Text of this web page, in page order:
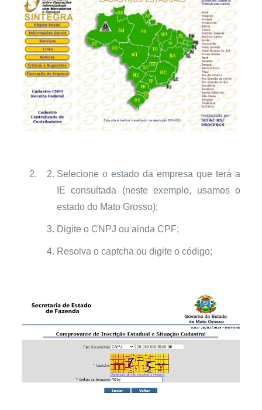
Selecione o estado da empresa que terá a
IE consultada (neste exemplo, usamos o
estado do Mato Grosso);
Digite o CNPJ ou ainda CPF;
Resolva o captcha ou digite o código;